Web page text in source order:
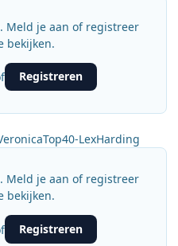
Meld je aan of registreer
bekijken.
Registreren
LexHarding
Meld je aan of registreer
bekijken.
Registreren